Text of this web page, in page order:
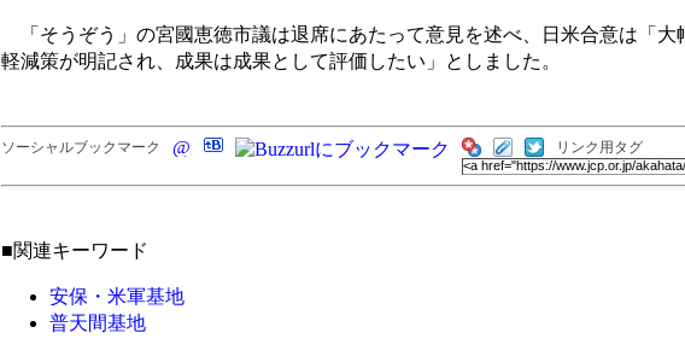
「そうぞう」の宮國恵徳市議は退席にあたって意見を述べ、日米合意は「大
軽減策が明記され、成果は成果として評価したい」としました。
ソーシャルブックマーク リンク用タグ
■関連キーワード
安保・米軍基地
普天間基地